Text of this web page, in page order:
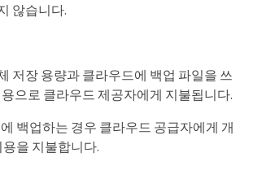
않습니다.
저장 용량과 클라우드에 백업 파일을 쓰
으로 클라우드 제공자에게 지불됩니다.
백업하는 경우 클라우드 공급자에게 개
을 지불합니다.